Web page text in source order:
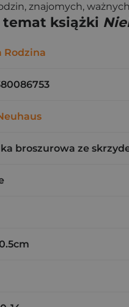
znajomych,
temat książki
Rodzina
broszurowa ze